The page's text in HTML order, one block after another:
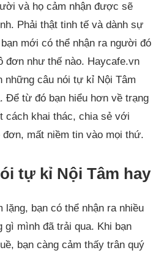
và họ cảm nhận được sẽ
Phải thật tinh tế và dành sự
mới có thể nhận ra người đó
đơn như thế nào. Haycafe.vn
những câu nói tự kỉ Nội Tâm
Để từ đó bạn hiểu hơn về trạng
cách khai thác, chia sẻ với
mất niềm tin vào mọi thứ.
tự kỉ Nội Tâm hay
lặng, bạn có thể nhận ra nhiều
gì mình đã trải qua. Khi bạn
bạn càng cảm thấy trân quý